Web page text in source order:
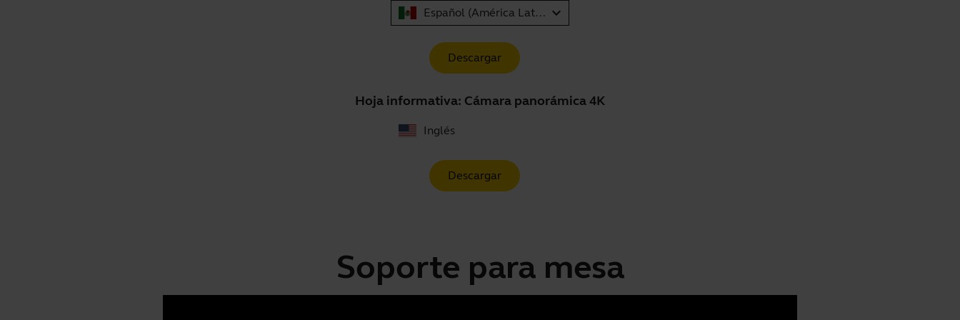
Español (América Latina) expand_more
Descargar
Hoja informativa: Cámara panorámica 4K
Inglés
Descargar
Soporte para mesa